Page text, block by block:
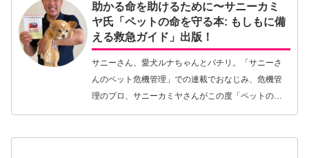
助かる命を助けるために〜サニーカミ
ヤ氏「ペットの命を守る本: もしもに備
える救急ガイド」出版！
サニーさん、愛犬ルナちゃんとパチリ。「サニーさ
んのペット危機管理」での連載でおなじみ、危機管
理のプロ、サニーカミヤさんがこの度「ペットの命
を守る本: もしもに備える救急ガイド」を出版されま